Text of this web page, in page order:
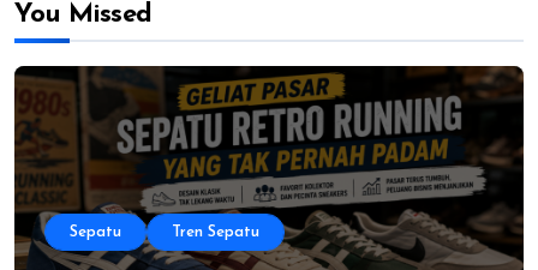
You Missed
Sepatu Tren Sepatu